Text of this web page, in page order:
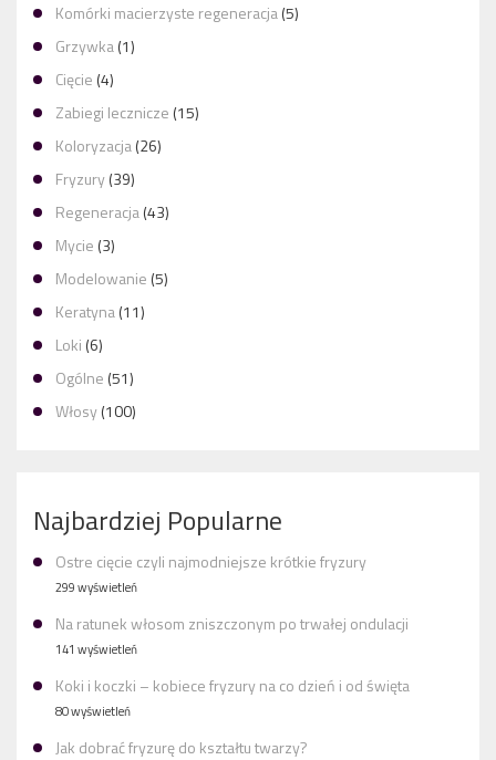
Komórki macierzyste regeneracja(5)
Grzywka(1)
Cięcie (4)
Zabiegi lecznicze (15)
Koloryzacja(26)
Fryzury(39)
Regeneracja(43)
Mycie (3)
Modelowanie (5)
Keratyna(11)
Loki (6)
Ogólne (51)
Włosy(100)
Najbardziej Popularne
Ostre cięcie czyli najmodniejsze krótkie fryzury
299 wyświetleń
Na ratunek włosom zniszczonym po trwałej ondulacji
141 wyświetleń
Koki i koczki – kobiece fryzury na co dzień i od święta
80 wyświetleń
Jak dobrać fryzurę do kształtu twarzy?